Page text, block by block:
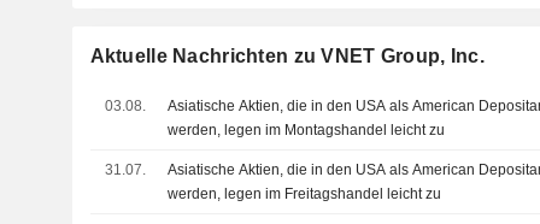
Aktuelle Nachrichten zu VNET Group, Inc.
03.08.
Asiatische Aktien, die in den USA als American
werden, legen im Montagshandel leicht zu
31.07.
Asiatische Aktien, die in den USA als American
werden, legen im Freitagshandel leicht zu